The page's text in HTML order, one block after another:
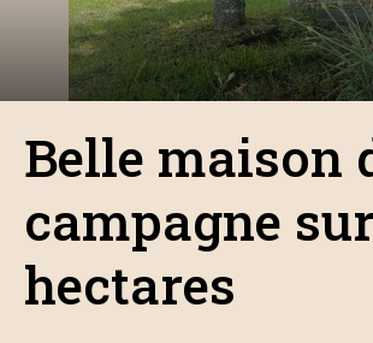
Belle maison
campagne
hectares